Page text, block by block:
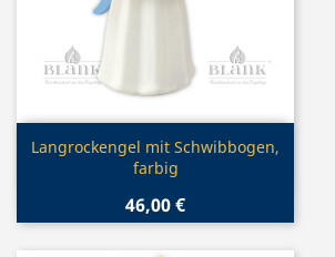
Vorschau
Langrockengel mit Schwibbogen,
farbig
46,00 €